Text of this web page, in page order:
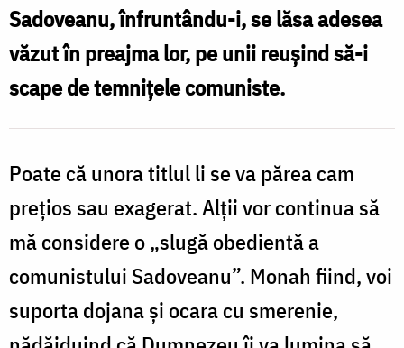
Sadoveanu, înfruntându-i, se lăsa adesea
văzut în preajma lor, pe unii reușind să-i
scape de temnițele comuniste.
Poate că unora titlul li se va părea cam
prețios sau exagerat. Alții vor continua să
mă considere o „slugă obedientă a
comunistului Sadoveanu”. Monah fiind, voi
suporta dojana și ocara cu smerenie,